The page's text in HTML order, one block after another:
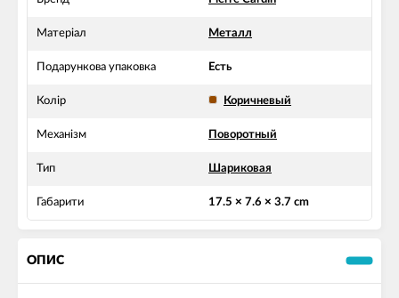
Матеріал Металл
Подарункова упаковка Есть
Колір Коричневый
Механізм Поворотный
Тип Шариковая
Габарити 17.5 × 7.6 × 3.7 cm
ОПИС